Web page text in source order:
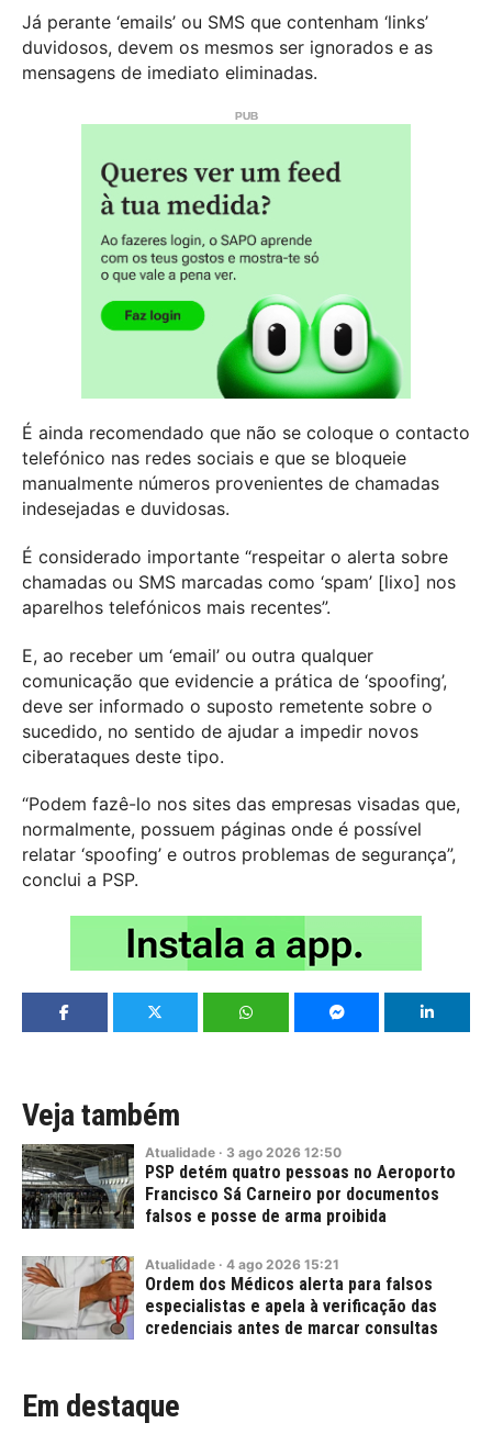
Já perante ‘emails’ ou SMS que contenham ‘links’
duvidosos, devem os mesmos ser ignorados e as
mensagens de imediato eliminadas.
É ainda recomendado que não se coloque o contacto
telefónico nas redes sociais e que se bloqueie
manualmente números provenientes de chamadas
indesejadas e duvidosas.
É considerado importante “respeitar o alerta sobre
chamadas ou SMS marcadas como ‘spam’ [lixo] nos
aparelhos telefónicos mais recentes”.
E, ao receber um ‘email’ ou outra qualquer
comunicação que evidencie a prática de ‘spoofing’,
deve ser informado o suposto remetente sobre o
sucedido, no sentido de ajudar a impedir novos
ciberataques deste tipo.
“Podem fazê-lo nos sites das empresas visadas que,
normalmente, possuem páginas onde é possível
relatar ‘spoofing’ e outros problemas de segurança”,
conclui a PSP.
Veja também
Atualidade · 3 ago 2026 12:50
PSP detém quatro pessoas no Aeroporto
Francisco Sá Carneiro por documentos
falsos e posse de arma proibida
Atualidade · 4 ago 2026 15:21
Ordem dos Médicos alerta para falsos
especialistas e apela à verificação das
credenciais antes de marcar consultas
Em destaque